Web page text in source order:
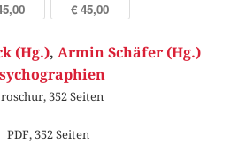
€ 45,00
(Hg.), Armin Schäfer (Hg.)
352 Seiten
PDF, 352 Seiten